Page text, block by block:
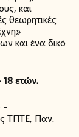
και
θεωρητικές
και ένα δικό
18 ετών.
–
ΤΠΤΕ, Παν.